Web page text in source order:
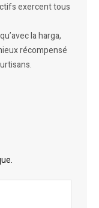
exercent tous
la harga,
récompensé